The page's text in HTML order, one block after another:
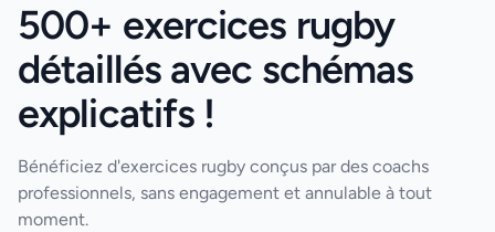
500+ exercices rugby
détaillés avec schémas
explicatifs !
Bénéficiez d'exercices rugby conçus par des coachs
professionnels, sans engagement et annulable à tout
moment.